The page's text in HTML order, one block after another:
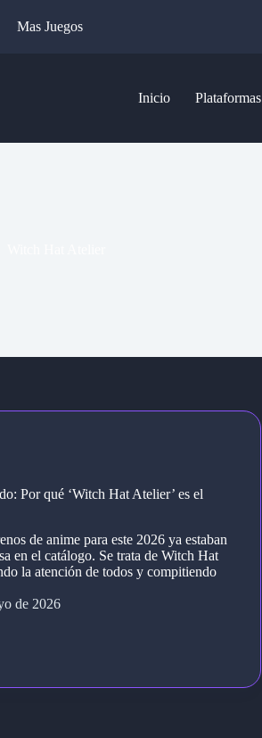
Mas Juegos
Inicio Plataformas
Por qué ‘Witch Hat Atelier’ es el
de anime para este 2026 ya estaban
en el catálogo. Se trata de Witch Hat
la atención de todos y compitiendo
de 2026